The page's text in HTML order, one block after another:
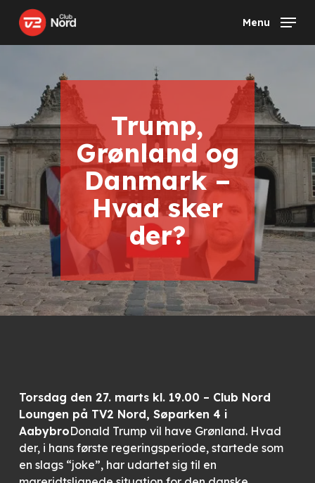
main
Menu
Trump,
Grønland og
Danmark –
Hvad sker
der?
Torsdag den 27. marts kl. 19.00 – Club Nord
Loungen på TV2 Nord, Søparken 4 i
AabybroDonald Trump vil have Grønland. Hvad
der, i hans første regeringsperiode, startede som
en slags “joke”, har udartet sig til en